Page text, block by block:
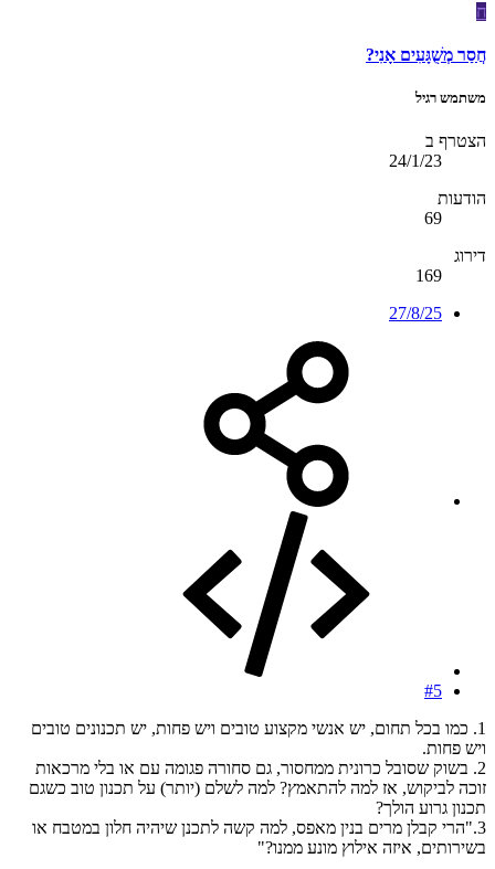
ח
חֲסַר מְשֻׁגָּעִים אָנִי?
משתמש רגיל
הצטרף ב
24/1/23
הודעות
69
דירוג
169
27/8/25
#5
1. כמו בכל תחום, יש אנשי מקצוע טובים ויש פחות, יש תכנונים טובים
ויש פחות.
2. בשוק שסובל כרונית ממחסור, גם סחורה פגומה עם או בלי מרכאות
זוכה לביקוש, אז למה להתאמץ? למה לשלם (יותר) על תכנון טוב כשגם
תכנון גרוע הולך?
3."הרי קבלן מרים בנין מאפס, למה קשה לתכנן שיהיה חלון במטבח או
בשירותים, איזה אילוץ מונע ממנו?"